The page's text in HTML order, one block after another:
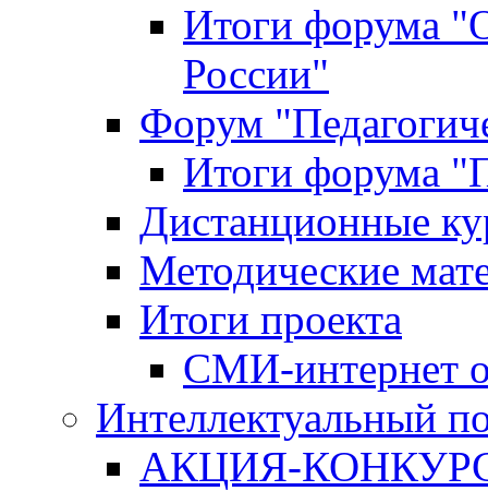
Итоги форума
России"
Форум
Итоги форума
Дистанционные
Методические
Итоги проекта
СМИ-интернет
Интеллектуальный
АКЦИЯ-